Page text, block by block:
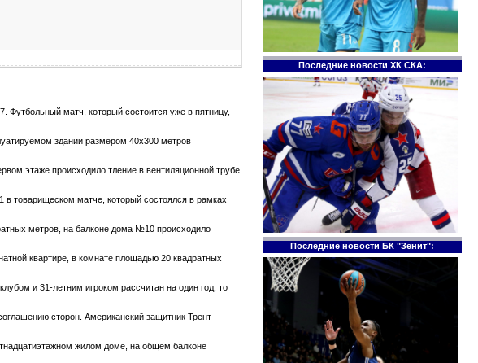
Футбольный матч, который состоится уже в пятницу,
здании размером 40х300 метров
этаже происходило тление в вентиляционной трубе
в товарищеском матче, который состоялся в рамках
метров, на балконе дома №10 происходило
квартире, в комнате площадью 20 квадратных
и 31-летним игроком рассчитан на один год, то
сторон. Американский защитник Трент
жилом доме, на общем балконе
Последние новости ХК СКА:
Последние новости БК "Зенит":